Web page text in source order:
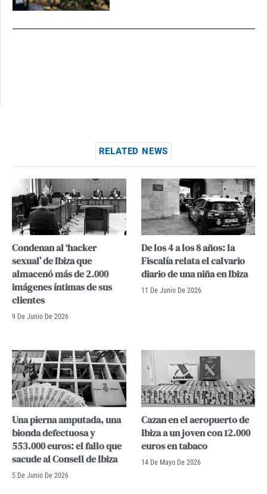
RELATED NEWS
Condenan al ‘hacker
sexual’ de Ibiza que
almacenó más de 2.000
imágenes íntimas de sus
clientes
9 De Junio De 2026
De los 4 a los 8 años: la
Fiscalía relata el calvario
diario de una niña en Ibiza
11 De Junio De 2026
Una pierna amputada, una
bionda defectuosa y
553.000 euros: el fallo que
sacude al Consell de Ibiza
5 De Junio De 2026
Cazan en el aeropuerto de
Ibiza a un joven con 12.000
euros en tabaco
14 De Mayo De 2026